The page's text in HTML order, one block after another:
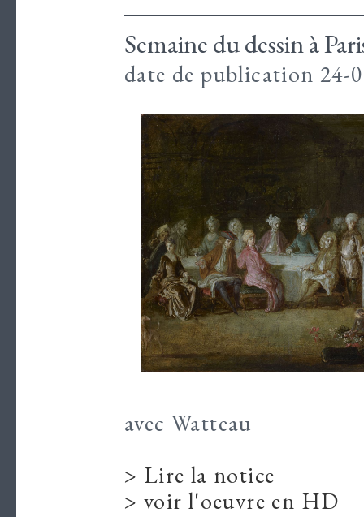
Semaine du dessin à
date de publication 24-
avec Watteau
> Lire la notice
> voir l'oeuvre en HD